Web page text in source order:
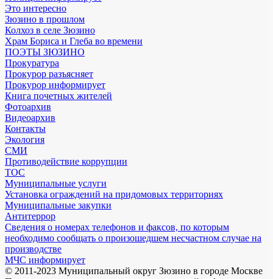
Это интересно
Зюзино в прошлом
Колхоз в селе Зюзино
Храм Бориса и Глеба во времени
ПОЭТЫ ЗЮЗИНО
Прокуратура
Прокурор разъясняет
Прокурор информирует
Книга почетных жителей
Фотоархив
Видеоархив
Контакты
Экология
СМИ
Противодействие коррупции
ТОС
Муниципальные услуги
Установка ограждений на придомовых территориях
Муниципальные закупки
Антитеррор
Сведения о номерах телефонов и факсов, по которым
необходимо сообщать о произошедшем несчастном случае на
производстве
МЧС информирует
© 2011-2023 Муниципальный округ Зюзино в городе Москве